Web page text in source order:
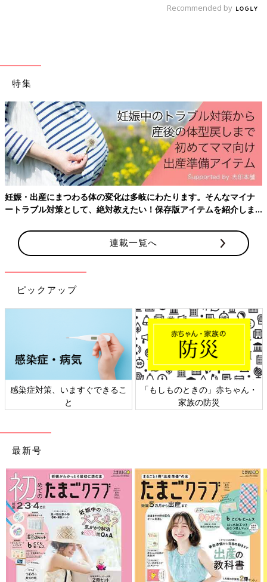
卵と一緒にかかければ二色そぼろ丼に。おにぎりに混ぜたり、玉
時短調理が可能な、あると便利な炒めたまねぎ。カレー、コロッ
ケ、ハンバーグなどに混ぜて使えば旨みもアップ！ 飴色の玉ね
ますが、これなら混ぜるだけ。
イチオシは、コストコの豚挽き肉に混ぜてシュウマイを作るこ
と。とっても簡単で子どもも喜ぶおかずができちゃいます！
シードレスグレープ
コストコのシードレスグレープはとっても食べやすくておいしい
のでおすすめ。レッドとグリーン、たまにブラックが出ますが、
我が家では爽やかな甘さがおいしいグリーンが人気。
たり。子どもがまだ小さいときは、のどに詰まらないよう半分に
カットして、一緒におやつに食べていました。
食べ盛りの子どもたちにもぴったりの、ボリューム満点の太麺焼
きそば。一般的な焼きそば麺よりも太めで1袋の内容量も多いの
で、食べ応えがあり、もちもちでおなかいっぱいになります。
週末のお昼ごはんにもぴったり。手ごろな価格なのもうれしい！
韓国味付け海苔フレーク
フレーク。
我が家の子どもたちも大好きで、これさえあれば、おかずが少な
くてもバクバクごはんを食べちゃうくらいです。
プルコギ
コストコの超定番商品。コストコのお肉といえばまずはコレ！甘
めのたれがしっかりついた牛肉は、フライパンで炒めるだけの簡
単調理ですぐおいしい。
ごはんのおかずに、うどんと炒めて肉うどんに、肉じゃが、春巻
き、ピザにトッピング、卵とじ、チャプチェ、などなどアレンジ
は無限！小分け冷凍をしておくと便利です。
Recommended by
特集
妊娠・出産にまつわる体の変化は多岐にわたります。そんなマイナ
ートラブル対策として、絶対教えたい！保存版アイテムを紹介しま
連載一覧へ
ピックアップ
感染症対策、いますぐできるこ
と
「もしものときの」赤ちゃん・
家族の防災
最新号